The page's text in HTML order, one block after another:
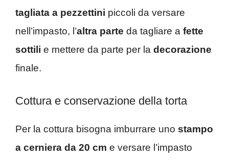
tagliata a pezzettini piccoli da versare
nell’impasto, l’altra parte da tagliare a fette
sottili e mettere da parte per la decorazione
finale.
Cottura e conservazione della torta
Per la cottura bisogna imburrare uno stampo
a cerniera da 20 cm e versare l’impasto